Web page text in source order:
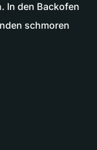
In den Backofen
schmoren